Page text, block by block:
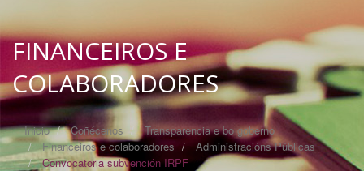
FINANCEIROS E
COLABORADORES
Inicio Coñécenos
Transparencia e bo goberno
Financeiros e colaboradores
Administracións Públicas
Convocatoria subvención IRPF